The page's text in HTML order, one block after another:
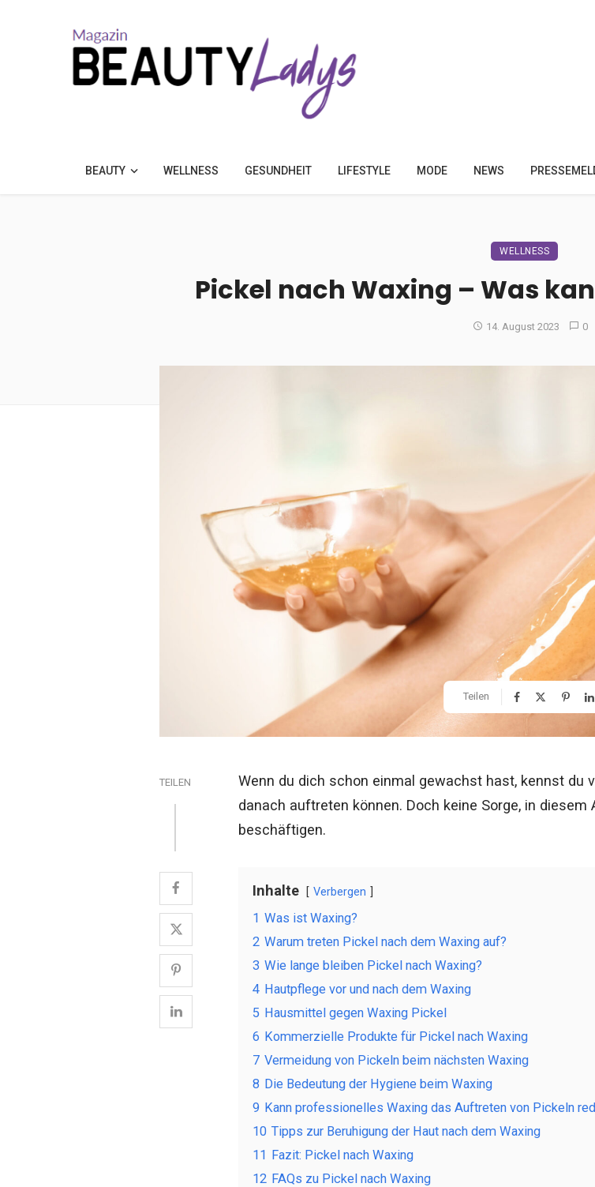
BEAUTY WELLNESS GESUNDHEIT LIFESTYLE MODE NEWS
WELLNESS
Pickel nach Waxing – Was
14. August 2023 0
Teilen
TEILEN
Wenn du dich schon einmal gewachst hast, kennst du
danach auftreten können. Doch keine Sorge, in
beschäftigen.
Inhalte Verbergen
1 Was ist Waxing?
2 Warum treten Pickel nach dem Waxing auf?
3 Wie lange bleiben Pickel nach Waxing?
4 Hautpflege vor und nach dem Waxing
5 Hausmittel gegen Waxing Pickel
6 Kommerzielle Produkte für Pickel nach Waxing
7 Vermeidung von Pickeln beim nächsten Waxing
8 Die Bedeutung der Hygiene beim Waxing
9 Kann professionelles Waxing das Auftreten von Pickeln
10 Tipps zur Beruhigung der Haut nach dem Waxing
11 Fazit: Pickel nach Waxing
12 FAQs zu Pickel nach Waxing